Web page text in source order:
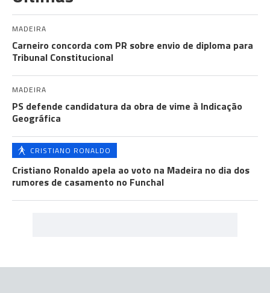
MADEIRA
Carneiro concorda com PR sobre envio de diploma para
Tribunal Constitucional
MADEIRA
PS defende candidatura da obra de vime à Indicação
Geográfica
CRISTIANO RONALDO
Cristiano Ronaldo apela ao voto na Madeira no dia dos
rumores de casamento no Funchal